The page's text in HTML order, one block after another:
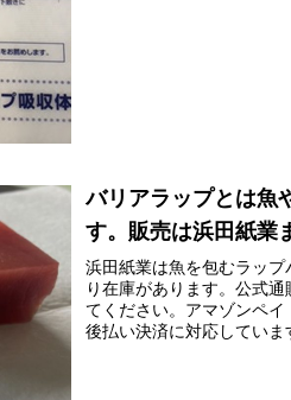
バリアラップとは魚
す。販売は浜田紙業
浜田紙業は魚を包むラッ
り在庫があります。公式
てください。アマゾンペイ
後払い決済に対応していま